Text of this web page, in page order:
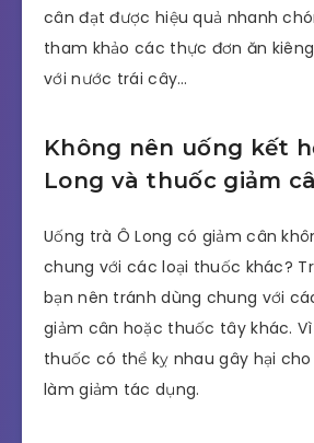
cân đạt được hiệu quả nhanh
tham khảo các thực đơn ăn
với nước trái cây…
Không nên uống kết
Long và thuốc giảm
Uống trà Ô Long có giảm cân
chung với các loại thuốc khác?
bạn nên tránh dùng chung với
giảm cân hoặc thuốc tây khác.
thuốc có thể kỵ nhau gây hại
làm giảm tác dụng.